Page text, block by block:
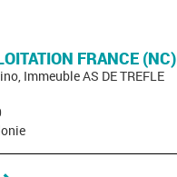
FRANCE (NC)
Immeuble AS DE TREFLE